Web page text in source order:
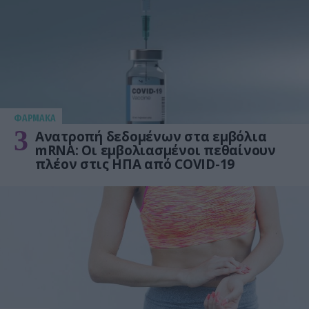
ΦΑΡΜΑΚΑ
3 Ανατροπή δεδομένων στα εμβόλια
mRNA: Οι εμβολιασμένοι πεθαίνουν
πλέον στις ΗΠΑ από COVID-19